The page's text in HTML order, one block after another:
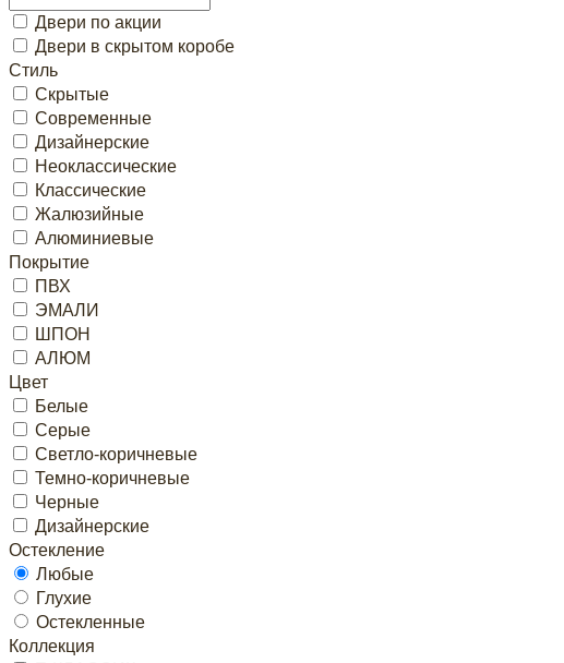
Двери по акции
Двери в скрытом коробе
Стиль
Скрытые
Современные
Дизайнерские
Неоклассические
Классические
Жалюзийные
Алюминиевые
Покрытие
ПВХ
ЭМАЛИ
ШПОН
АЛЮМ
Цвет
Белые
Серые
Светло-коричневые
Темно-коричневые
Черные
Дизайнерские
Остекление
Любые
Глухие
Остекленные
Коллекция